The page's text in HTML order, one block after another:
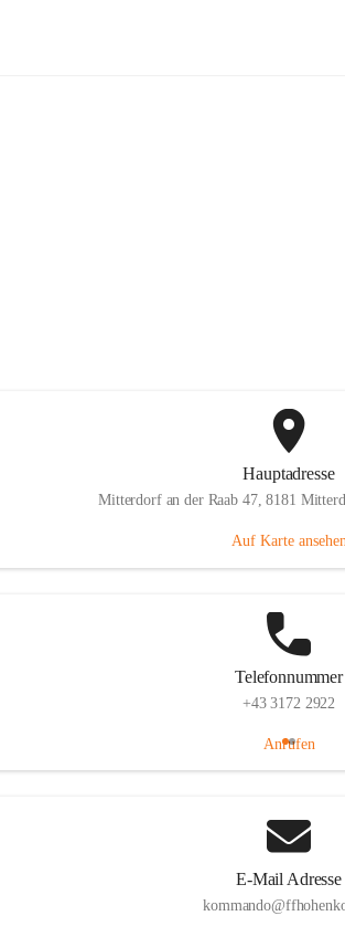
Hauptadresse
Mitterdorf an der Raab 47, 8181
Auf Karte
Telefonnummer
+43 3172 2922
Anrufen
E-Mail Adresse